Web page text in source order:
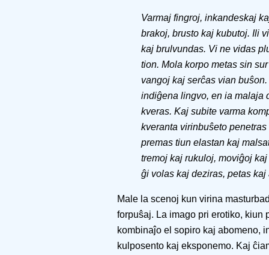
Varmaj fingroj, inkandeskaj
brakoj, brusto kaj kubutoj. Ili
kaj brulvundas. Vi ne vidas
tion. Mola korpo metas sin
vangoj kaj serĉas vian
indiĝena lingvo, en ia malaja
kveras. Kaj subite varma
kveranta virinbuŝeto
premas tiun elastan kaj
tremoj kaj rukuloj, moviĝoj
ĝi volas kaj deziras, petas kaj
Male la scenoj kun virina
forpuŝaj. La imago pri erotiko, kiun
kombinaĵo el sopiro kaj abomeno,
kulposento kaj eksponemo. Kaj